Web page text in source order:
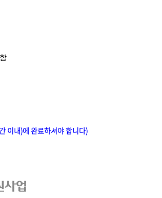
이내)에 완료하셔야 합니다)